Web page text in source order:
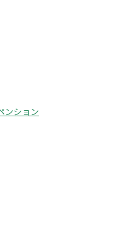
ンション